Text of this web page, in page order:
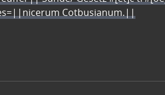
Cotbusianum.||